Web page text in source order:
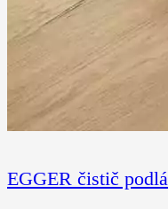
EGGER čistič